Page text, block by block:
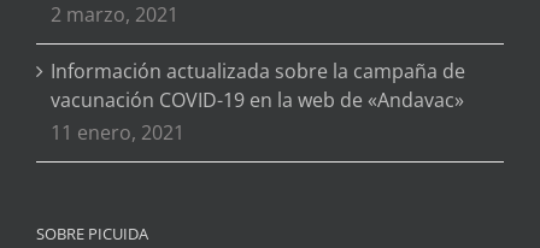
2 marzo, 2021
Información actualizada sobre la campaña de
vacunación COVID-19 en la web de «Andavac»
11 enero, 2021
SOBRE PICUIDA